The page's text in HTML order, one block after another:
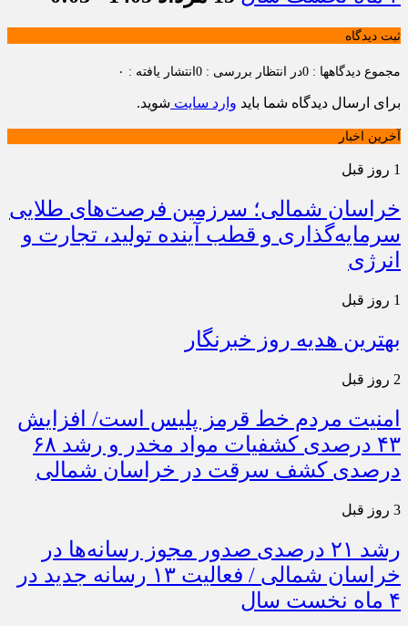
ثبت دیدگاه
مجموع دیدگاهها : 0 در انتظار بررسی : 0 انتشار یافته : ۰
برای ارسال دیدگاه شما باید وارد سایت شوید.
آخرین اخبار
1 روز قبل
خراسان شمالی؛ سرزمین فرصت‌های طلایی
سرمایه‌گذاری و قطب آینده تولید، تجارت و
انرژی
1 روز قبل
بهترین هدیه روز خبرنگار
2 روز قبل
امنیت مردم خط قرمز پلیس است/ افزایش
۴۳ درصدی کشفیات مواد مخدر و رشد ۶۸
درصدی کشف سرقت در خراسان شمالی
3 روز قبل
رشد ۲۱ درصدی صدور مجوز رسانه‌ها در
خراسان شمالی / فعالیت ۱۳ رسانه جدید در
۴ ماه نخست سال